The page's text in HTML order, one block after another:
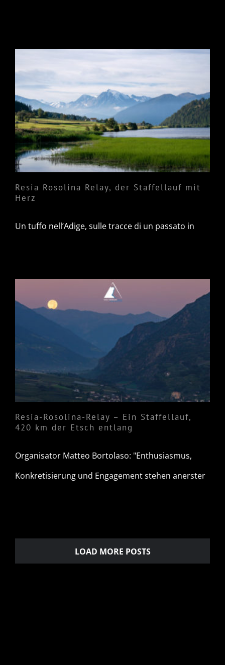
Resia Rosolina Relay, der
Staffellauf mit Herz
Resia Rosolina Relay, der Staffellauf mit
Herz
Un tuffo nell’Adige, sulle tracce di un passato in
Resia-Rosolina-Relay – Ein
Staffellauf, 420 km der Etsch
entlang
Resia-Rosolina-Relay – Ein Staffellauf,
420 km der Etsch entlang
Organisator Matteo Bortolaso: "Enthusiasmus,
Konkretisierung und Engagement stehen anerster
LOAD MORE POSTS